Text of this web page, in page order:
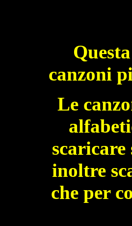
canzoni
Le
inoltre
che per